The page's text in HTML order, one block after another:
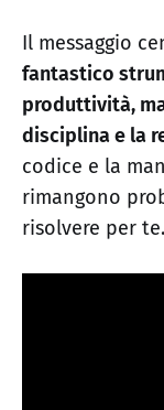
Il messaggio
fantastico
produttività,
disciplina e la
codice e la
rimangono
risolvere per te.